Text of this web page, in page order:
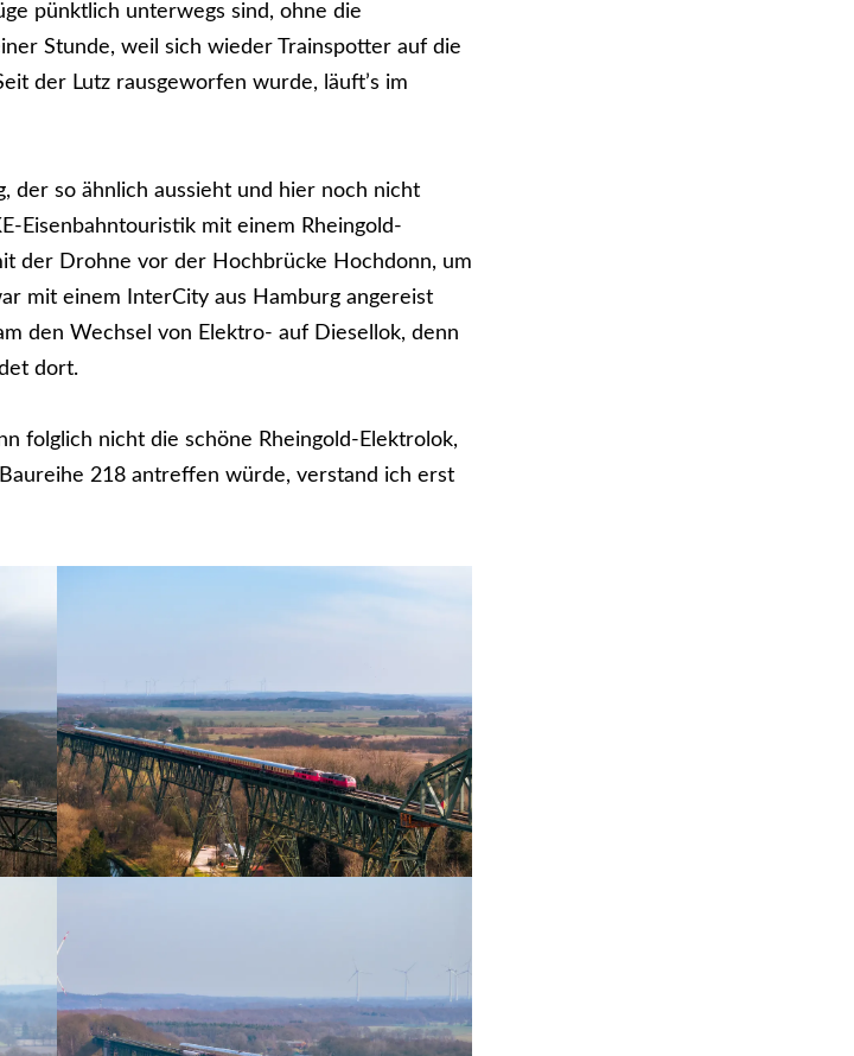
pünktlich unterwegs sind, ohne die
Stunde, weil sich wieder Trainspotter auf die
der Lutz rausgeworfen wurde, läuft’s im
der so ähnlich aussieht und hier noch nicht
Eisenbahntouristik mit einem Rheingold-
der Drohne vor der Hochbrücke Hochdonn, um
mit einem InterCity aus Hamburg angereist
den Wechsel von Elektro- auf Diesellok, denn
dort.
folglich nicht die schöne Rheingold-Elektrolok,
218 antreffen würde, verstand ich erst